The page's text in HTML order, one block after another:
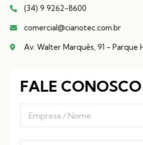
(34) 9 9262-8600
comercial@cianotec.com.br
Av. Walter Marquês, 91 - Parque
FALE CONOSCO